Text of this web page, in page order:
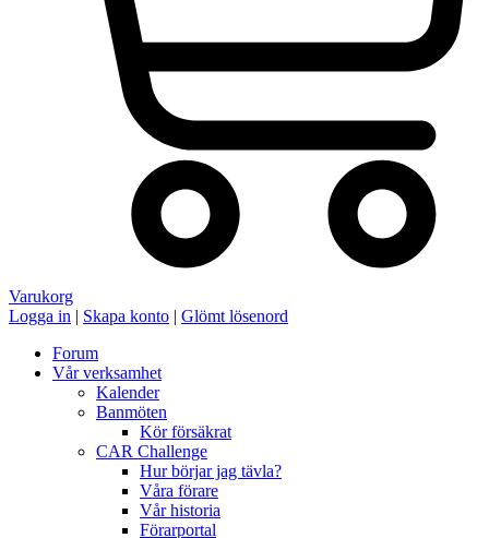
Varukorg
Logga in | Skapa konto | Glömt lösenord
Forum
Vår verksamhet
Kalender
Banmöten
Kör försäkrat
CAR Challenge
Hur börjar jag tävla?
Våra förare
Vår historia
Förarportal